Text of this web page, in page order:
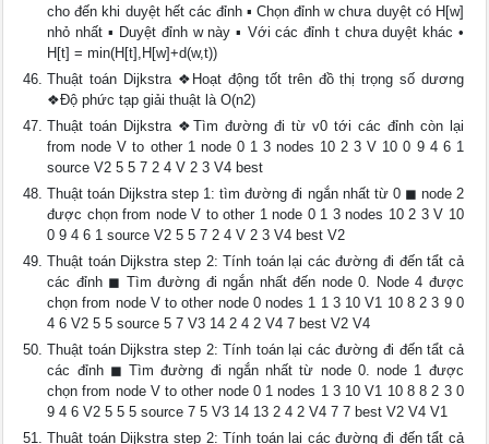
cho đến khi duyệt hết các đỉnh ▪ Chọn đỉnh w chưa duyệt có H[w]
nhỏ nhất ▪ Duyệt đỉnh w này ▪ Với các đỉnh t chưa duyệt khác •
H[t] = min(H[t],H[w]+d(w,t))
Thuật toán Dijkstra ❖Hoạt động tốt trên đồ thị trọng số dương
❖Độ phức tạp giải thuật là O(n2)
Thuật toán Dijkstra ❖Tìm đường đi từ v0 tới các đỉnh còn lại
from node V to other 1 node 0 1 3 nodes 10 2 3 V 10 0 9 4 6 1
source V2 5 5 7 2 4 V 2 3 V4 best
Thuật toán Dijkstra step 1: tìm đường đi ngắn nhất từ 0 ◼ node 2
được chọn from node V to other 1 node 0 1 3 nodes 10 2 3 V 10
0 9 4 6 1 source V2 5 5 7 2 4 V 2 3 V4 best V2
Thuật toán Dijkstra step 2: Tính toán lại các đường đi đến tẩt cả
các đỉnh ◼ Tìm đường đi ngắn nhất đến node 0. Node 4 được
chọn from node V to other node 0 nodes 1 1 3 10 V1 10 8 2 3 9 0
4 6 V2 5 5 source 5 7 V3 14 2 4 2 V4 7 best V2 V4
Thuật toán Dijkstra step 2: Tính toán lại các đường đi đến tẩt cả
các đỉnh ◼ Tìm đường đi ngắn nhất từ node 0. node 1 được
chọn from node V to other node 0 1 nodes 1 3 10 V1 10 8 8 2 3 0
9 4 6 V2 5 5 5 source 7 5 V3 14 13 2 4 2 V4 7 7 best V2 V4 V1
Thuật toán Dijkstra step 2: Tính toán lại các đường đi đến tẩt cả